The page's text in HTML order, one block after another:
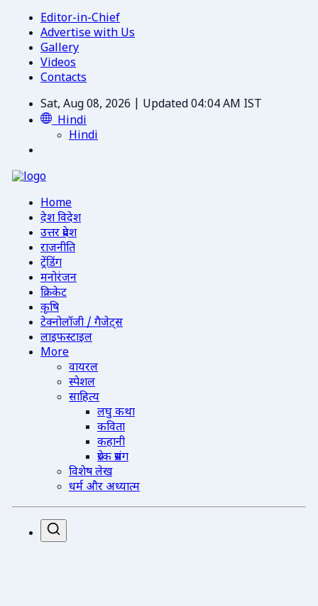
Editor-in-Chief
Advertise with Us
Gallery
Videos
Contacts
Sat, Aug 08, 2026 | Updated 04:04 AM IST
Hindi
Hindi
Home
देश विदेश
उत्तर प्रदेश
राजनीति
ट्रेंडिंग
मनोरंजन
क्रिकेट
कृषि
टेक्नोलॉजी / गैजेट्स
लाइफस्टाइल
More
वायरल
स्पेशल
साहित्य
लघु कथा
कविता
कहानी
प्रेरक प्रसंग
विशेष लेख
धर्म और अध्यात्म